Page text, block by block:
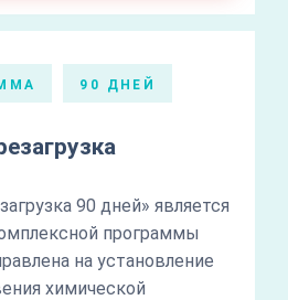
90 ДНЕЙ
90 дней» является
программы
на установление
химической